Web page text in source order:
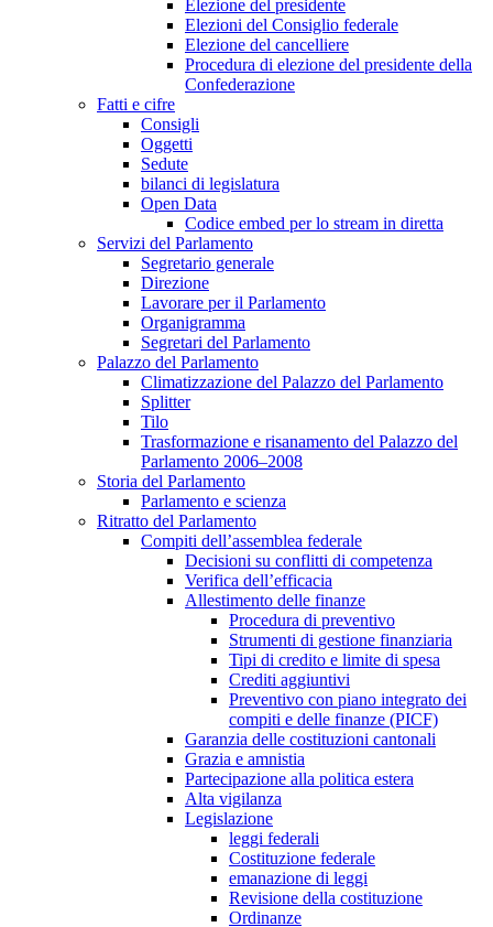
Elezione del presidente
Elezioni del Consiglio federale
Elezione del cancelliere
Procedura di elezione del presidente della
Confederazione
Fatti e cifre
Consigli
Oggetti
Sedute
bilanci di legislatura
Open Data
Codice embed per lo stream in diretta
Servizi del Parlamento
Segretario generale
Direzione
Lavorare per il Parlamento
Organigramma
Segretari del Parlamento
Palazzo del Parlamento
Climatizzazione del Palazzo del Parlamento
Splitter
Tilo
Trasformazione e risanamento del Palazzo del
Parlamento 2006–2008
Storia del Parlamento
Parlamento e scienza
Ritratto del Parlamento
Compiti dell’assemblea federale
Decisioni su conflitti di competenza
Verifica dell’efficacia
Allestimento delle finanze
Procedura di preventivo
Strumenti di gestione finanziaria
Tipi di credito e limite di spesa
Crediti aggiuntivi
Preventivo con piano integrato dei
compiti e delle finanze (PICF)
Garanzia delle costituzioni cantonali
Grazia e amnistia
Partecipazione alla politica estera
Alta vigilanza
Legislazione
leggi federali
Costituzione federale
emanazione di leggi
Revisione della costituzione
Ordinanze